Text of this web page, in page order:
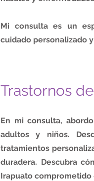
Mi consulta es un
cuidado personalizado
Trastornos
En mi consulta,
adultos y niños.
tratamientos
duradera. Descubra
Irapuato comprometido